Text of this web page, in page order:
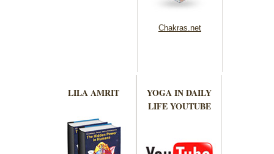
Chakras.net
LILA AMRIT
YOGA IN DAILY
LIFE YOUTUBE